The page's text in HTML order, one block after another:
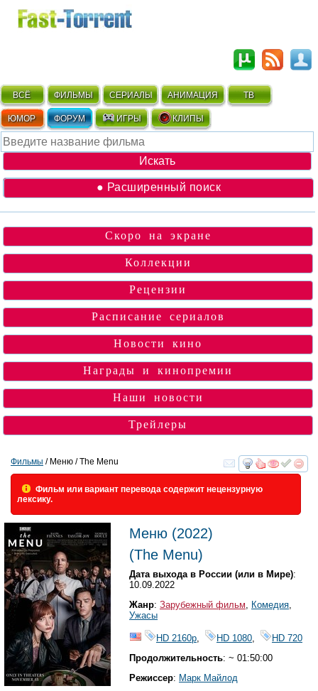
ВСЁ ФИЛЬМЫ СЕРИАЛЫ АНИМАЦИЯ ТВ
ЮМОР ФОРУМ ИГРЫ КЛИПЫ
● Расширенный поиск
Скоро на экране
Коллекции
Рецензии
Расписание сериалов
Новости кино
Награды и кинопремии
Наши новости
Трейлеры
смотреть
Фильмы / Меню / The Menu
Фильм или вариант перевода содержит нецензурную
лексику.
Меню (2022)
(The Menu)
Дата выхода в России (или в Мире):
10.09.2022
Жанр: Зарубежный фильм Комедия
Ужасы
HD 2160р HD 1080
HD 720
Продолжительность: ~ 01:50:00
Режиссер: Марк Майлод